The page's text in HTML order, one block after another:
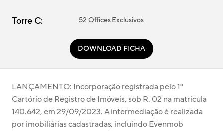
Torre C: 52 Offices Exclusivos
DOWNLOAD FICHA
LANÇAMENTO: Incorporação registrada pelo 1º
Cartório de Registro de Imóveis, sob R. 02 na matrícula
140.642, em 29/09/2023. A intermediação é realizada
por imobiliárias cadastradas, incluindo Evenmob